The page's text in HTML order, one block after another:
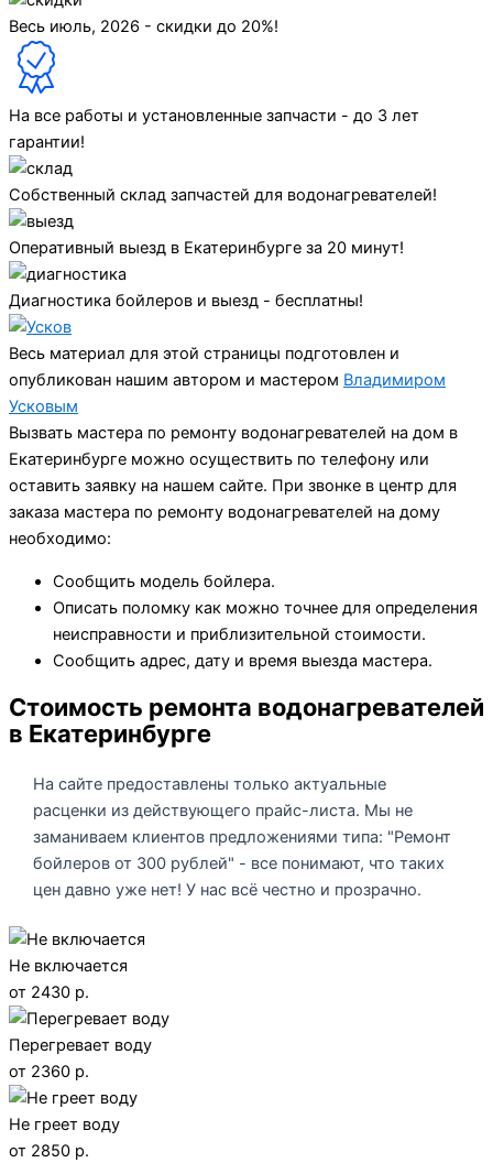
Весь июль, 2026 - скидки до 20%!
На все работы и установленные запчасти - до 3 лет
гарантии!
Собственный склад запчастей для водонагревателей!
Оперативный выезд в Екатеринбурге за 20 минут!
Диагностика бойлеров и выезд - бесплатны!
Весь материал для этой страницы подготовлен и
опубликован нашим автором и мастером Владимиром
Усковым
Вызвать мастера по ремонту водонагревателей на дом в
Екатеринбурге можно осуществить по телефону или
оставить заявку на нашем сайте. При звонке в центр для
заказа мастера по ремонту водонагревателей на дому
необходимо:
Сообщить модель бойлера.
Описать поломку как можно точнее для определения
неисправности и приблизительной стоимости.
Сообщить адрес, дату и время выезда мастера.
Стоимость ремонта водонагревателей
в Екатеринбурге
На сайте предоставлены только актуальные
расценки из действующего прайс-листа. Мы не
заманиваем клиентов предложениями типа: "Ремонт
бойлеров от 300 рублей" - все понимают, что таких
цен давно уже нет! У нас всё честно и прозрачно.
Не включается
от 2430 р.
Перегревает воду
от 2360 р.
Не греет воду
от 2850 р.